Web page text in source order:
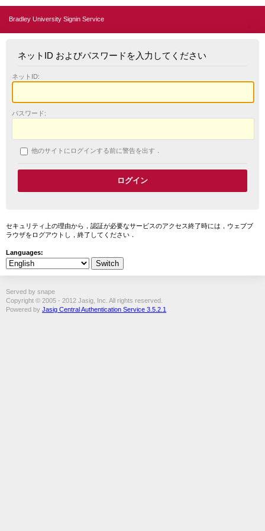
Bradley University Signin Service
ネットID およびパスワードを入力してください
ネットID:
パスワード:
他のサイトにログインする前に警告を出す．
セキュリティ上の理由から，認証が必要なサービスのアクセス終了時には，ウェブブ
ラウザをログアウトし，終了してください．
Languages:
Served by snape
Copyright © 2005 - 2012 Jasig, Inc. All rights reserved.
Powered by Jasig Central Authentication Service 3.5.2.1